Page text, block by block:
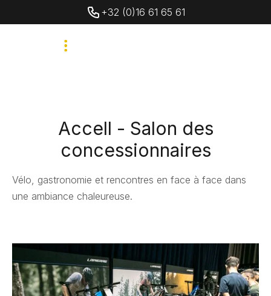
+32 (0)16 61 65 61
Accell - Salon des
concessionnaires
Vélo, gastronomie et rencontres en face à face dans
une ambiance chaleureuse.